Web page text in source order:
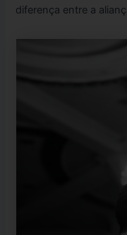
diferença entre a